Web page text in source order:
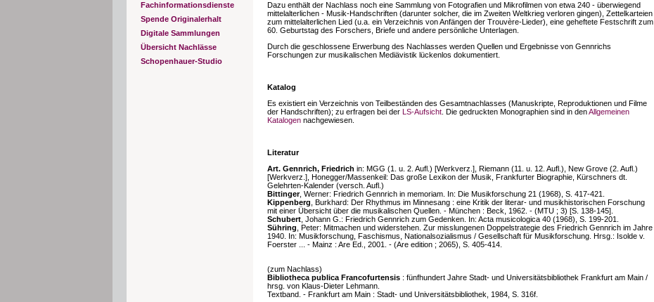
Fachinformationsdienste
Spende Originalerhalt
Digitale Sammlungen
Übersicht Nachlässe
Schopenhauer-Studio
Dazu enthält der Nachlass noch eine Sammlung von Fotografien und Mikrofilmen von etwa 240 - überwiegend
mittelalterlichen - Musik-Handschriften (darunter solcher, die im Zweiten Weltkrieg verloren gingen), Zettelkarteien
zum mittelalterlichen Lied (u.a. ein Verzeichnis von Anfängen der Trouvère-Lieder), eine geheftete Festschrift zum
60. Geburtstag des Forschers, Briefe und andere persönliche Unterlagen.
Durch die geschlossene Erwerbung des Nachlasses werden Quellen und Ergebnisse von Gennrichs
Forschungen zur musikalischen Mediävistik lückenlos dokumentiert.
Katalog
Es existiert ein Verzeichnis von Teilbeständen des Gesamtnachlasses (Manuskripte, Reproduktionen und Filme
der Handschriften); zu erfragen bei der LS-Aufsicht . Die gedruckten Monographien sind in denAllgemeinen
Katalogen nachgewiesen.
Literatur
Art. Gennrich, Friedrich in: MGG (1. u. 2. Aufl.) [Werkverz.], Riemann (11. u. 12. Aufl.), New Grove (2. Aufl.)
[Werkverz.], Honegger/Massenkeil: Das große Lexikon der Musik, Frankfurter Biographie, Kürschners dt.
Gelehrten-Kalender (versch. Aufl.)
Bittinger, Werner: Friedrich Gennrich in memoriam. In: Die Musikforschung 21 (1968), S. 417-421.
Kippenberg , Burkhard: Der Rhythmus im Minnesang : eine Kritik der literar- und musikhistorischen Forschung
mit einer Übersicht über die musikalischen Quellen. - München : Beck, 1962. - (MTU ; 3) [S. 138-145].
Schubert , Johann G.: Friedrich Gennrich zum Gedenken. In: Acta musicologica 40 (1968), S. 199-201.
Sühring , Peter: Mitmachen und widerstehen. Zur misslungenen Doppelstrategie des Friedrich Gennrich im Jahre
1940. In: Musikforschung, Faschismus, Nationalsozialismus / Gesellschaft für Musikforschung. Hrsg.: Isolde v.
Foerster ... - Mainz : Are Ed., 2001. - (Are edition ; 2065), S. 405-414.
(zum Nachlass)
Bibliotheca publica Francofurtensis : fünfhundert Jahre Stadt- und Universitätsbibliothek Frankfurt am Main /
hrsg. von Klaus-Dieter Lehmann.
Textband. - Frankfurt am Main : Stadt- und Universitätsbibliothek, 1984, S. 316f.